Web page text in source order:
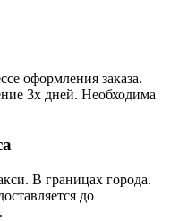
оформления заказа.
3х дней. Необходима
В границах города.
до